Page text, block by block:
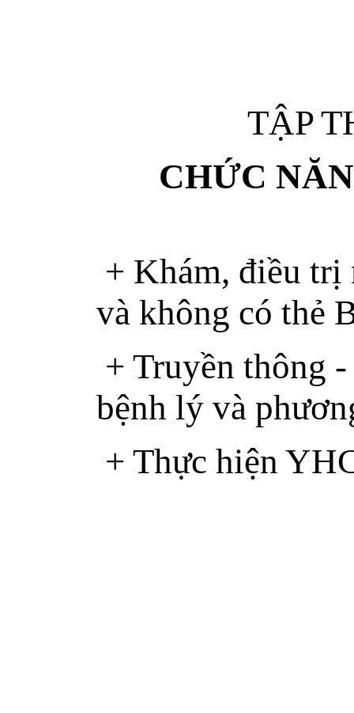
TẬP
CHỨC
+ Khám, điều trị
và không có thẻ
+ Truyền thông
bệnh lý và
+ Thực hiện